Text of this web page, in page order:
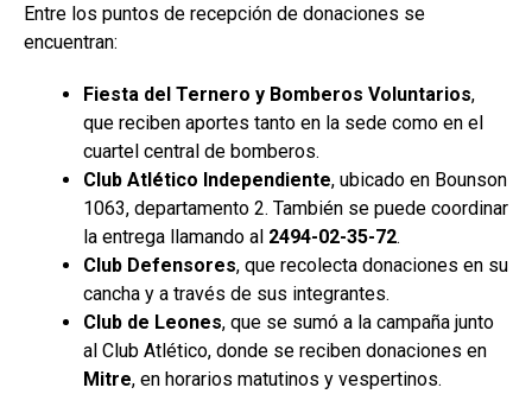
Entre los puntos de recepción de donaciones se
encuentran:
Fiesta del Ternero y Bomberos Voluntarios,
que reciben aportes tanto en la sede como en el
cuartel central de bomberos.
Club Atlético Independiente, ubicado en Bounson
1063, departamento 2. También se puede coordinar
la entrega llamando al 2494-02-35-72.
Club Defensores, que recolecta donaciones en su
cancha y a través de sus integrantes.
Club de Leones, que se sumó a la campaña junto
al Club Atlético, donde se reciben donaciones en
Mitre, en horarios matutinos y vespertinos.